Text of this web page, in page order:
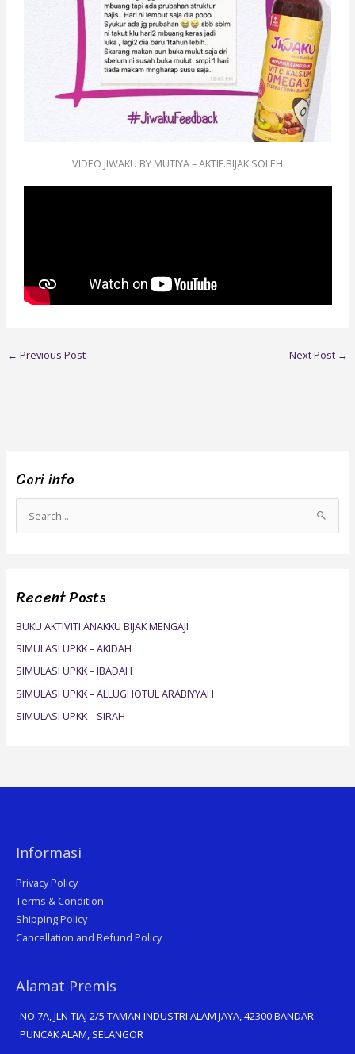
Cari info
e
c
o
r
:
Recent Posts
BUKU AKTIVITI ANAKKU BIJAK MENGAJI
SIMULASI UPKK – AKIDAH
SIMULASI UPKK – IBADAH
SIMULASI UPKK – ALLUGHOTUL ARABIYYAH
SIMULASI UPKK – SIRAH
VIDEO JIWAKU BY MUTIYA – AKTIF.BIJAK.SOLEH
← Previous Post Next Post →
Informasi
Privacy Policy
Terms & Condition
Shipping Policy
Cancellation and Refund Policy
Alamat Premis
NO 7A, JLN TIAJ 2/5 TAMAN INDUSTRI ALAM JAYA, 42300 BANDAR
PUNCAK ALAM, SELANGOR